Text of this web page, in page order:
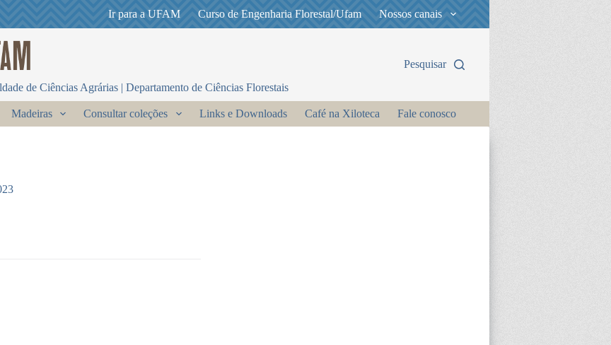
Ir para a UFAM Curso de Engenharia Florestal/Ufam Nossos canais
de Ciências Agrárias | Departamento de Ciências Florestais
Pesquisar
Madeiras Consultar coleções Links e Downloads Café na Xiloteca Fale conosco